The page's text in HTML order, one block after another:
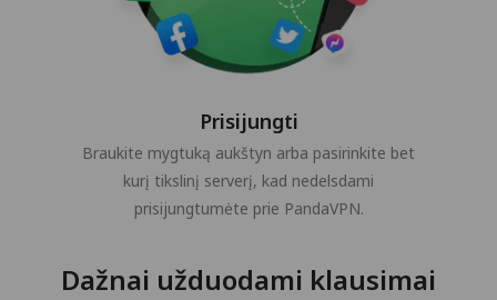
Prisijungti
Braukite mygtuką aukštyn arba pasirinkite bet
kurį tikslinį serverį, kad nedelsdami
prisijungtumėte prie PandaVPN.
Dažnai užduodami klausimai